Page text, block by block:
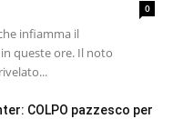
0
infiamma il
queste ore. Il noto
COLPO pazzesco per